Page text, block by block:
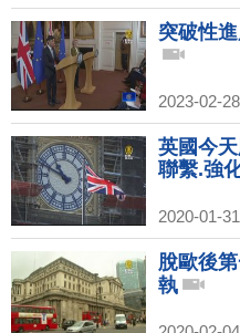
突破性
2023-02-
英國今
聯繫.強
2020-01-
脫歐後
執